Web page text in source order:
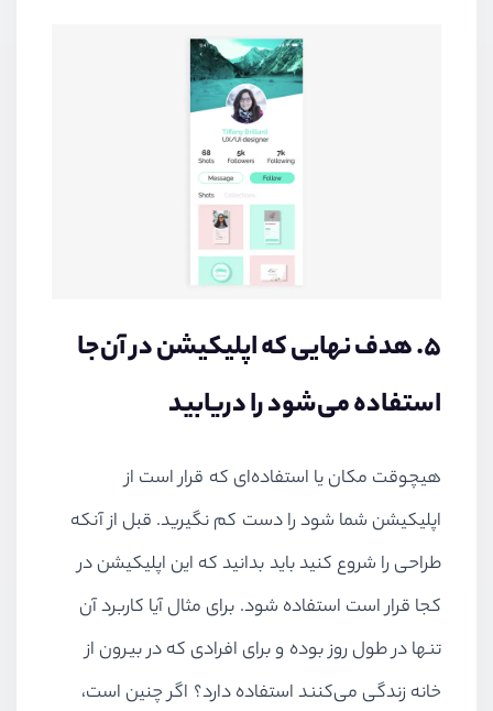
۵. هدف نهایی که اپلیکیشن در آن‌جا
استفاده می‌شود را دریابید
هیچوقت مکان یا استفاده‌ای که قرار است از
اپلیکیشن شما شود را دست کم نگیرید. قبل از آنکه
طراحی را شروع کنید باید بدانید که این اپلیکیشن در
کجا قرار است استفاده شود. برای مثال آیا کاربرد آن
تنها در طول روز بوده و برای افرادی که در بیرون از
خانه زندگی می‌کنند استفاده دارد؟ اگر چنین است،